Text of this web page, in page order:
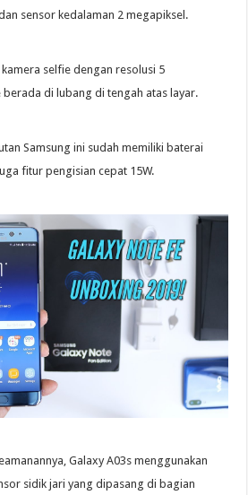
sensor kedalaman 2 megapiksel.
selfie dengan resolusi 5
di lubang di tengah atas layar.
Samsung ini sudah memiliki baterai
fitur pengisian cepat 15W.
Galaxy A03s menggunakan
sidik jari yang dipasang di bagian